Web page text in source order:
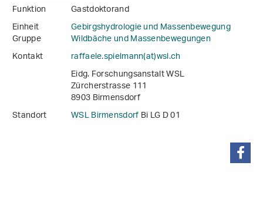
Funktion
Gastdoktorand
Einheit
Gebirgshydrologie und Massenbewegung
Gruppe
Wildbäche und Massenbewegungen
Kontakt
raffaele.spielmann(at)wsl.ch
Eidg. Forschungsanstalt WSL
Zürcherstrasse 111
8903 Birmensdorf
Standort
WSL BirmensdorfBi LG D 01